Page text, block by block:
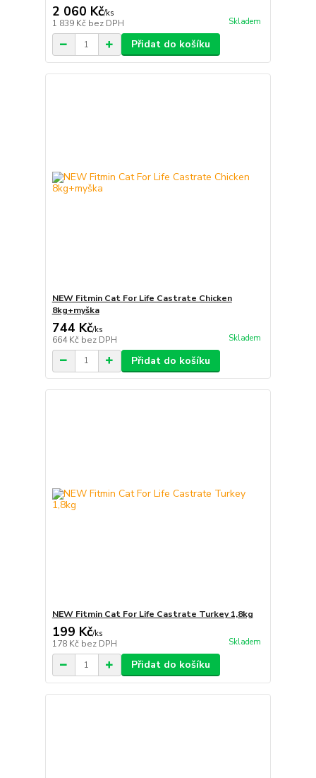
2 060 Kč/ks
1 839 Kč bez DPH Skladem
Přidat do košíku
NEW Fitmin Cat For Life Castrate Chicken
8kg+myška
744 Kč/ks
664 Kč bez DPH Skladem
Přidat do košíku
NEW Fitmin Cat For Life Castrate Turkey 1,8kg
199 Kč/ks
178 Kč bez DPH Skladem
Přidat do košíku